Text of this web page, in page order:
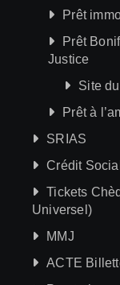
Prêt
Prêt
Justice
Site
Prêt à
SRIAS
Crédit
Tickets
Universel)
MMJ
ACTE